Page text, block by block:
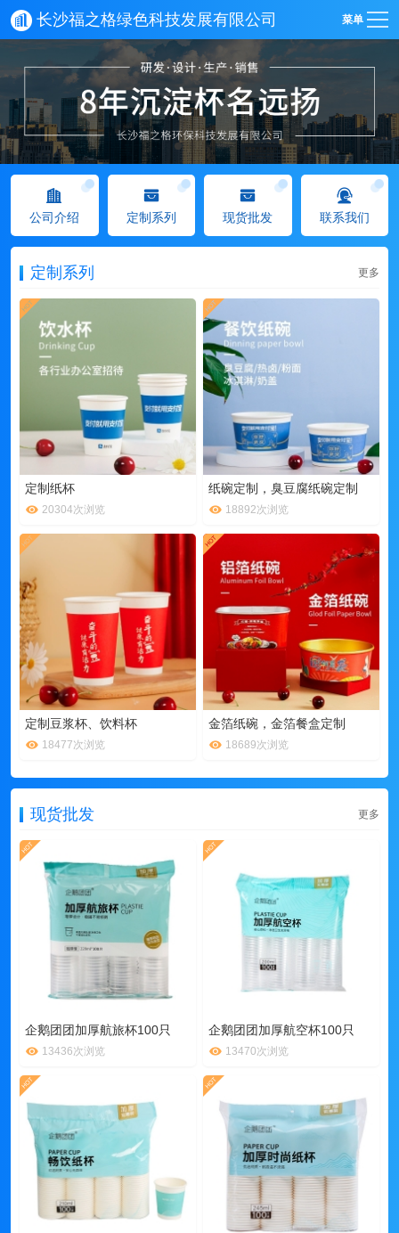
长沙福之格绿色科技发展有限公司 菜单
公司介绍 定制系列 现货批发 联系我们
定制系列 更多
定制纸杯
20304次浏览
纸碗定制，臭豆腐纸碗定制
18892次浏览
定制豆浆杯、饮料杯
18477次浏览
金箔纸碗，金箔餐盒定制
18689次浏览
现货批发 更多
企鹅团团加厚航旅杯100只
13436次浏览
企鹅团团加厚航空杯100只
13470次浏览